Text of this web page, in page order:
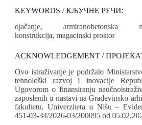
KEYWORDS / КЉУЧНЕ РЕЧИ:
ojačanje, armiranobetonska
konstrukcija, magacinski prostor
ACKNOWLEDGEMENT /
Ovo istraživanje je podržalo
tehnološki razvoj i inovacije
Ugovorom o finansiranju
zaposlenih u nastavi na Građevinsko-
fakultetu, Univerziteta u Nišu –
451-03-34/2026-03/200095 od